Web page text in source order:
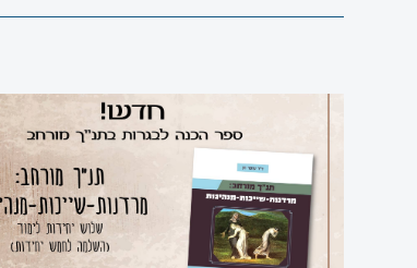
סדרת
רם
מחשב
ספרי